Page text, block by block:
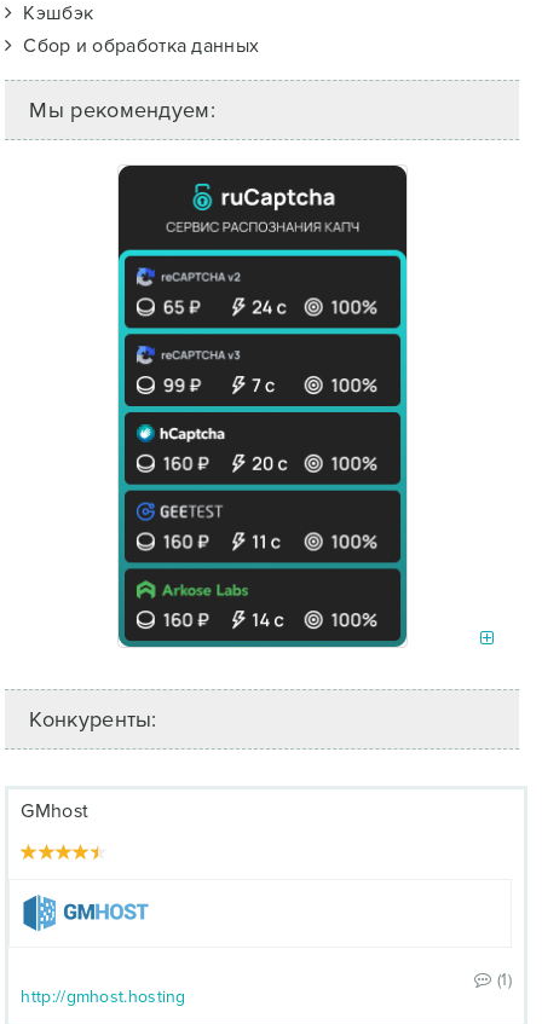
Кэшбэк
Сбор и обработка данных
Мы рекомендуем:
Конкуренты:
GMhost
(1)
http://gmhost.hosting